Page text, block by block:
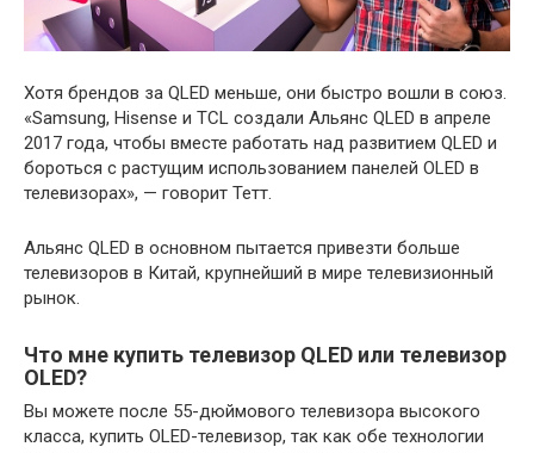
Хотя брендов за QLED меньше, они быстро вошли в союз.
«Samsung, Hisense и TCL создали Альянс QLED в апреле
2017 года, чтобы вместе работать над развитием QLED и
бороться с растущим использованием панелей OLED в
телевизорах», — говорит Тетт.
Альянс QLED в основном пытается привезти больше
телевизоров в Китай, крупнейший в мире телевизионный
рынок.
Что мне купить телевизор QLED или телевизор
OLED?
Вы можете после 55-дюймового телевизора высокого
класса, купить OLED-телевизор, так как обе технологии